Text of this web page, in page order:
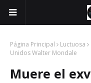
Página Principal Luctuosa
Unidos Walter Mondale
Muere el